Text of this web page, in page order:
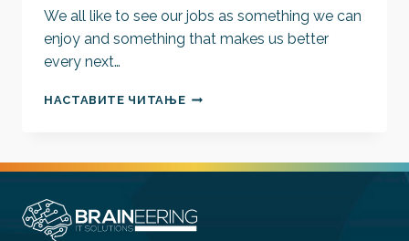
We all like to see our jobs as something we can
enjoy and something that makes us better
every next…
НАСТАВИТЕ ЧИТАЊЕTROUBLESHOOT